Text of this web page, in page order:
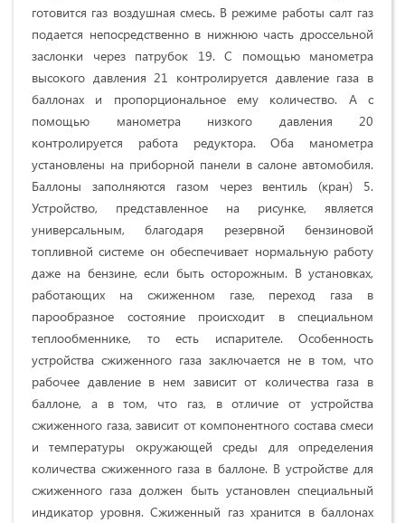
готовится газ воздушная смесь. В режиме работы салт газ
подается непосредственно в нижнюю часть дроссельной
заслонки через патрубок 19. С помощью манометра
высокого давления 21 контролируется давление газа в
баллонах и пропорциональное ему количество. А с
помощью манометра низкого давления 20
контролируется работа редуктора. Оба манометра
установлены на приборной панели в салоне автомобиля.
Баллоны заполняются газом через вентиль (кран) 5.
Устройство, представленное на рисунке, является
универсальным, благодаря резервной бензиновой
топливной системе он обеспечивает нормальную работу
даже на бензине, если быть осторожным. В установках,
работающих на сжиженном газе, переход газа в
парообразное состояние происходит в специальном
теплообменнике, то есть испарителе. Особенность
устройства сжиженного газа заключается не в том, что
рабочее давление в нем зависит от количества газа в
баллоне, а в том, что газ, в отличие от устройства
сжиженного газа, зависит от компонентного состава смеси
и температуры окружающей среды для определения
количества сжиженного газа в баллоне. В устройстве для
сжиженного газа должен быть установлен специальный
индикатор уровня. Сжиженный газ хранится в баллонах